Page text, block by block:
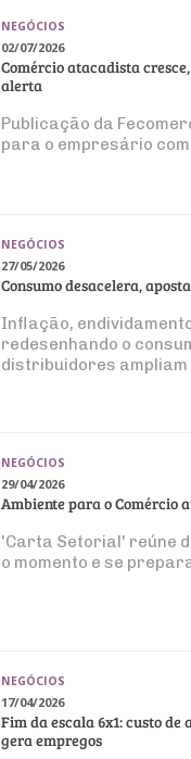
NEGÓCIOS
02/07/2026
Comércio atacadista
alerta
Publicação da
para o empresário
NEGÓCIOS
27/05/2026
Consumo desacelera,
Inflação,
redesenhando o
distribuidores
NEGÓCIOS
29/04/2026
Ambiente para o Comércio
'Carta Setorial' reúne
o momento e se
NEGÓCIOS
17/04/2026
Fim da escala 6x1: custo
gera empregos